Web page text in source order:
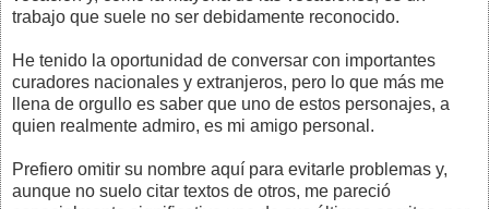
trabajo que suele no ser debidamente reconocido.
He tenido la oportunidad de conversar con importantes
curadores nacionales y extranjeros, pero lo que más me
llena de orgullo es saber que uno de estos personajes, a
quien realmente admiro, es mi amigo personal.
Prefiero omitir su nombre aquí para evitarle problemas y,
aunque no suelo citar textos de otros, me pareció